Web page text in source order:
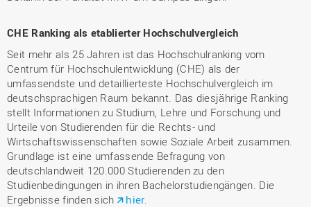
CHE Ranking als etablierter Hochschulvergleich
Seit mehr als 25 Jahren ist das Hochschulranking vom
Centrum für Hochschulentwicklung (CHE) als der
umfassendste und detaillierteste Hochschulvergleich im
deutschsprachigen Raum bekannt. Das diesjährige Ranking
stellt Informationen zu Studium, Lehre und Forschung und
Urteile von Studierenden für die Rechts- und
Wirtschaftswissenschaften sowie Soziale Arbeit zusammen.
Grundlage ist eine umfassende Befragung von
deutschlandweit 120.000 Studierenden zu den
Studienbedingungen in ihren Bachelorstudiengängen. Die
Ergebnisse finden sich
hier.